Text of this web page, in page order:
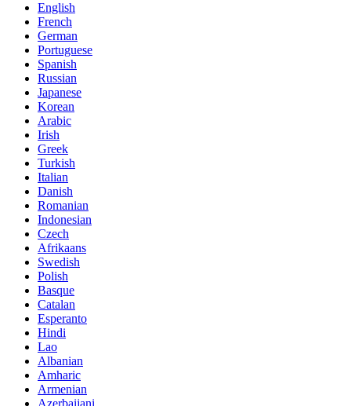
English
French
German
Portuguese
Spanish
Russian
Japanese
Korean
Arabic
Irish
Greek
Turkish
Italian
Danish
Romanian
Indonesian
Czech
Afrikaans
Swedish
Polish
Basque
Catalan
Esperanto
Hindi
Lao
Albanian
Amharic
Armenian